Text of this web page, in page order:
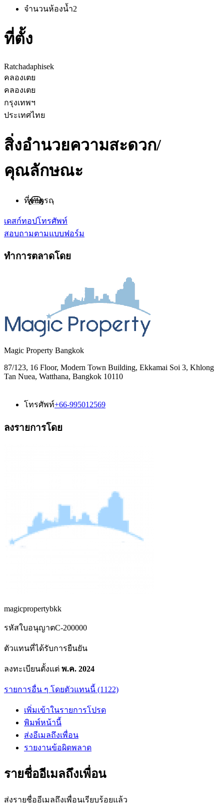
จำนวนห้องน้ำ2
ที่ตั้ง
Ratchadaphisek
คลองเตย
คลองเตย
กรุงเทพฯ
ประเทศไทย
สิ่งอำนวยความสะดวก/
คุณลักษณะ
ที่จอดรถ
เดสก์ทอปโทรศัพท์
สอบถามตามแบบฟอร์ม
ทำการตลาดโดย
Magic Property Bangkok
87/123, 16 Floor, Modern Town Building, Ekkamai Soi 3, Khlong
Tan Nuea, Watthana, Bangkok 10110
โทรศัพท์+66-995012569
ลงรายการโดย
magicpropertybkk
รหัสใบอนุญาตC-200000
ตัวแทนที่ได้รับการยืนยัน
ลงทะเบียนตั้งแต่ พ.ค. 2024
รายการอื่น ๆ โดยตัวแทนนี้ (1122)
เพิ่มเข้าในรายการโปรด
พิมพ์หน้านี้
ส่งอีเมลถึงเพื่อน
รายงานข้อผิดพลาด
รายชื่ออีเมลถึงเพื่อน
ส่งรายชื่ออีเมลถึงเพื่อนเรียบร้อยแล้ว